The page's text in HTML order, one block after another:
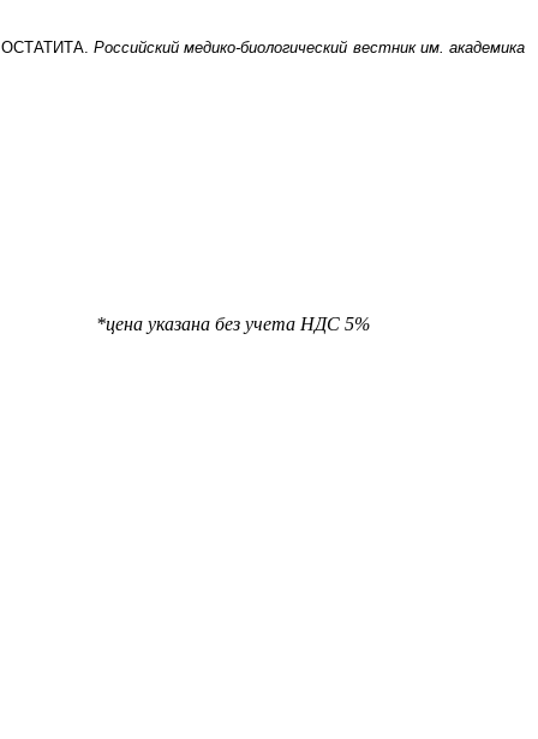
Российский медико-биологический вестник им. академика
НДС 5%